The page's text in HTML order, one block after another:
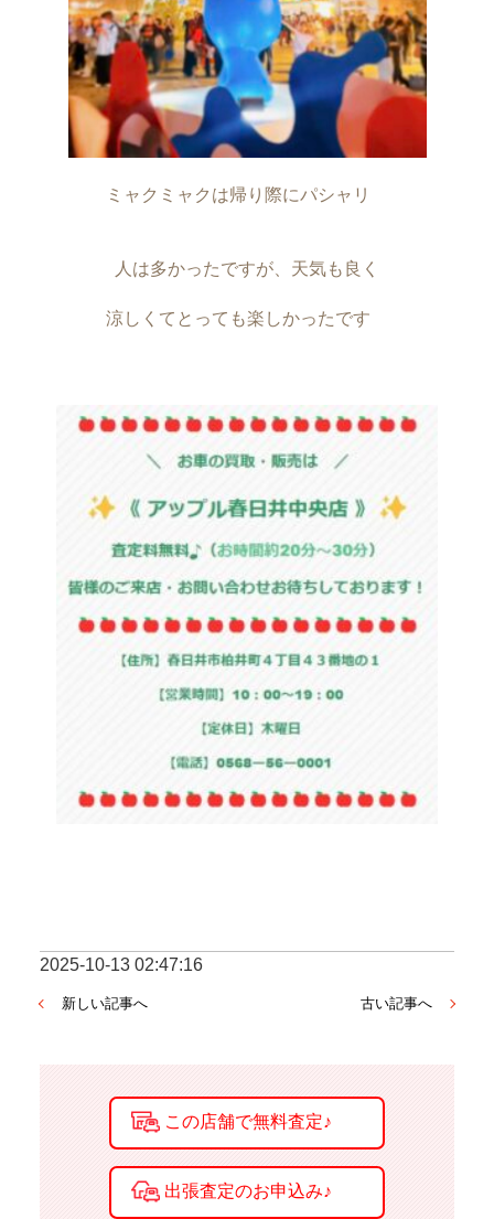
ミャクミャクは帰り際にパシャリ
人は多かったですが、天気も良く
涼しくてとっても楽しかったです
2025-10-13 02:47:16
新しい記事へ 古い記事へ